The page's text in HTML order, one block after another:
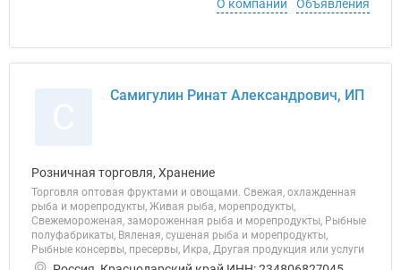
О компании Объявления
Самигулин Ринат Александрович, ИП
Розничная торговля, Хранение
Торговля оптовая фруктами и овощами. Свежая, охлажденная
рыба и морепродукты, Живая рыба, морепродукты,
Свежемороженая, замороженная рыба и морепродукты, Рыбные
полуфабрикаты, Вяленая, сушеная рыба и морепродукты,
Рыбные консервы, пресервы, Икра, Другая продукция или услуги